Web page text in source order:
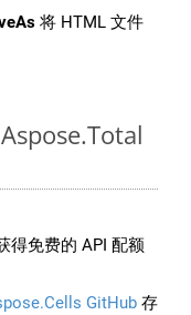
将 HTML 文件
得免费的 API 配额
GitHub 存